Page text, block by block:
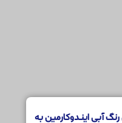
آبی ایندوکارمین به